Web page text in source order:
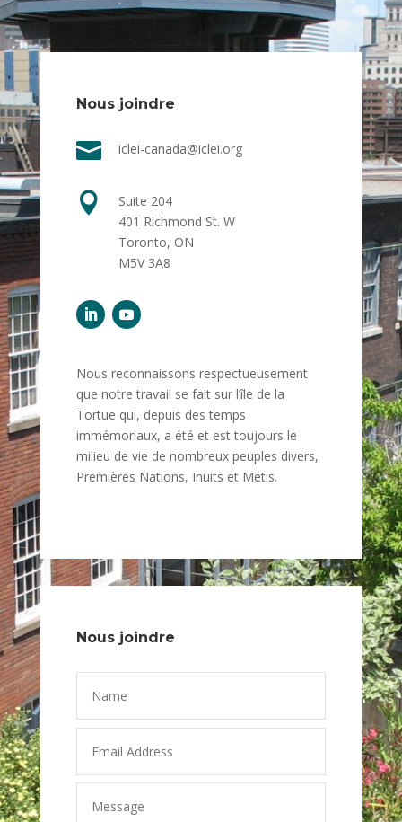
Nous joindre
 iclei-canada@iclei.org

Suite 204
401 Richmond St. W
Toronto, ON
M5V 3A8
Nous reconnaissons respectueusement
que notre travail se fait sur l’île de la
Tortue qui, depuis des temps
immémoriaux, a été et est toujours le
milieu de vie de nombreux peuples divers,
Premières Nations, Inuits et Métis.
Nous joindre